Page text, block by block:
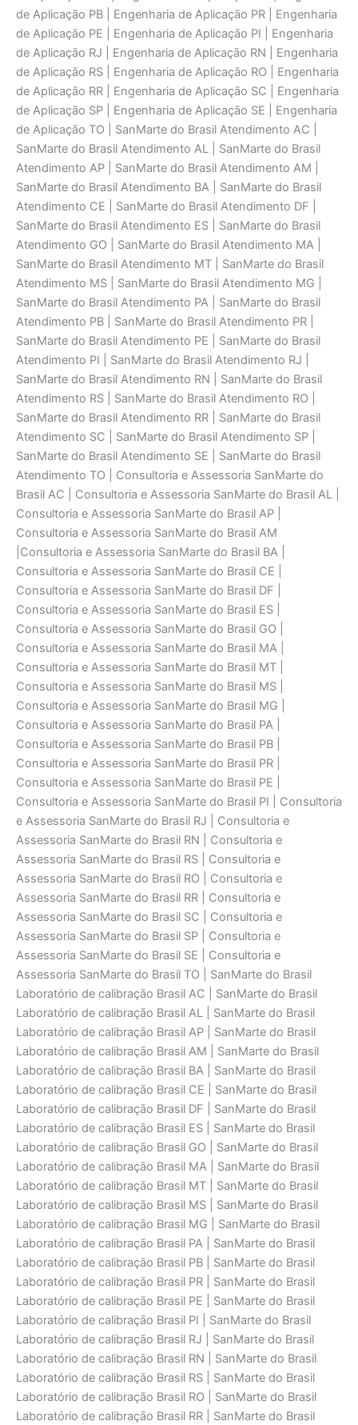
de Aplicaçāo PB | Engenharia de Aplicaçāo PR | Engenharia
de Aplicaçāo PE | Engenharia de Aplicaçāo PI | Engenharia
de Aplicaçāo RJ | Engenharia de Aplicaçāo RN | Engenharia
de Aplicaçāo RS | Engenharia de Aplicaçāo RO | Engenharia
de Aplicaçāo RR | Engenharia de Aplicaçāo SC | Engenharia
de Aplicaçāo SP | Engenharia de Aplicaçāo SE | Engenharia
de Aplicaçāo TO | SanMarte do Brasil Atendimento AC |
SanMarte do Brasil Atendimento AL | SanMarte do Brasil
Atendimento AP | SanMarte do Brasil Atendimento AM |
SanMarte do Brasil Atendimento BA | SanMarte do Brasil
Atendimento CE | SanMarte do Brasil Atendimento DF |
SanMarte do Brasil Atendimento ES | SanMarte do Brasil
Atendimento GO | SanMarte do Brasil Atendimento MA |
SanMarte do Brasil Atendimento MT | SanMarte do Brasil
Atendimento MS | SanMarte do Brasil Atendimento MG |
SanMarte do Brasil Atendimento PA | SanMarte do Brasil
Atendimento PB | SanMarte do Brasil Atendimento PR |
SanMarte do Brasil Atendimento PE | SanMarte do Brasil
Atendimento PI | SanMarte do Brasil Atendimento RJ |
SanMarte do Brasil Atendimento RN | SanMarte do Brasil
Atendimento RS | SanMarte do Brasil Atendimento RO |
SanMarte do Brasil Atendimento RR | SanMarte do Brasil
Atendimento SC | SanMarte do Brasil Atendimento SP |
SanMarte do Brasil Atendimento SE | SanMarte do Brasil
Atendimento TO | Consultoria e Assessoria SanMarte do
Brasil AC | Consultoria e Assessoria SanMarte do Brasil AL |
Consultoria e Assessoria SanMarte do Brasil AP |
Consultoria e Assessoria SanMarte do Brasil AM
|Consultoria e Assessoria SanMarte do Brasil BA |
Consultoria e Assessoria SanMarte do Brasil CE |
Consultoria e Assessoria SanMarte do Brasil DF |
Consultoria e Assessoria SanMarte do Brasil ES |
Consultoria e Assessoria SanMarte do Brasil GO |
Consultoria e Assessoria SanMarte do Brasil MA |
Consultoria e Assessoria SanMarte do Brasil MT |
Consultoria e Assessoria SanMarte do Brasil MS |
Consultoria e Assessoria SanMarte do Brasil MG |
Consultoria e Assessoria SanMarte do Brasil PA |
Consultoria e Assessoria SanMarte do Brasil PB |
Consultoria e Assessoria SanMarte do Brasil PR |
Consultoria e Assessoria SanMarte do Brasil PE |
Consultoria e Assessoria SanMarte do Brasil PI | Consultoria
e Assessoria SanMarte do Brasil RJ | Consultoria e
Assessoria SanMarte do Brasil RN | Consultoria e
Assessoria SanMarte do Brasil RS | Consultoria e
Assessoria SanMarte do Brasil RO | Consultoria e
Assessoria SanMarte do Brasil RR | Consultoria e
Assessoria SanMarte do Brasil SC | Consultoria e
Assessoria SanMarte do Brasil SP | Consultoria e
Assessoria SanMarte do Brasil SE | Consultoria e
Assessoria SanMarte do Brasil TO | SanMarte do Brasil
Laboratório de calibraçāo Brasil AC | SanMarte do Brasil
Laboratório de calibraçāo Brasil AL | SanMarte do Brasil
Laboratório de calibraçāo Brasil AP | SanMarte do Brasil
Laboratório de calibraçāo Brasil AM | SanMarte do Brasil
Laboratório de calibraçāo Brasil BA | SanMarte do Brasil
Laboratório de calibraçāo Brasil CE | SanMarte do Brasil
Laboratório de calibraçāo Brasil DF | SanMarte do Brasil
Laboratório de calibraçāo Brasil ES | SanMarte do Brasil
Laboratório de calibraçāo Brasil GO | SanMarte do Brasil
Laboratório de calibraçāo Brasil MA | SanMarte do Brasil
Laboratório de calibraçāo Brasil MT | SanMarte do Brasil
Laboratório de calibraçāo Brasil MS | SanMarte do Brasil
Laboratório de calibraçāo Brasil MG | SanMarte do Brasil
Laboratório de calibraçāo Brasil PA | SanMarte do Brasil
Laboratório de calibraçāo Brasil PB | SanMarte do Brasil
Laboratório de calibraçāo Brasil PR | SanMarte do Brasil
Laboratório de calibraçāo Brasil PE | SanMarte do Brasil
Laboratório de calibraçāo Brasil PI | SanMarte do Brasil
Laboratório de calibraçāo Brasil RJ | SanMarte do Brasil
Laboratório de calibraçāo Brasil RN | SanMarte do Brasil
Laboratório de calibraçāo Brasil RS | SanMarte do Brasil
Laboratório de calibraçāo Brasil RO | SanMarte do Brasil
Laboratório de calibraçāo Brasil RR | SanMarte do Brasil